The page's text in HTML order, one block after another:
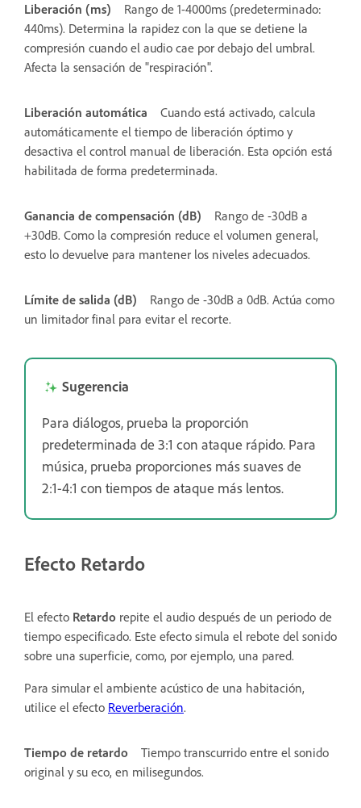
Liberación (ms)
Rango de 1-4000ms (predeterminado:
440ms). Determina la rapidez con la que se detiene la
compresión cuando el audio cae por debajo del umbral.
Afecta la sensación de "respiración".
Liberación automática
Cuando está activado, calcula
automáticamente el tiempo de liberación óptimo y
desactiva el control manual de liberación. Esta opción está
habilitada de forma predeterminada.
Ganancia de compensación (dB)
Rango de -30dB a
+30dB. Como la compresión reduce el volumen general,
esto lo devuelve para mantener los niveles adecuados.
Límite de salida (dB)
Rango de -30dB a 0dB. Actúa como
un limitador final para evitar el recorte.
Sugerencia
Para diálogos, prueba la proporción
predeterminada de 3:1 con ataque rápido. Para
música, prueba proporciones más suaves de
2:1-4:1 con tiempos de ataque más lentos.
Efecto Retardo
El efecto Retardo repite el audio después de un periodo de
tiempo especificado. Este efecto simula el rebote del sonido
sobre una superficie, como, por ejemplo, una pared.
Para simular el ambiente acústico de una habitación,
utilice el efecto Reverberación.
Tiempo de retardo
Tiempo transcurrido entre el sonido
original y su eco, en milisegundos.